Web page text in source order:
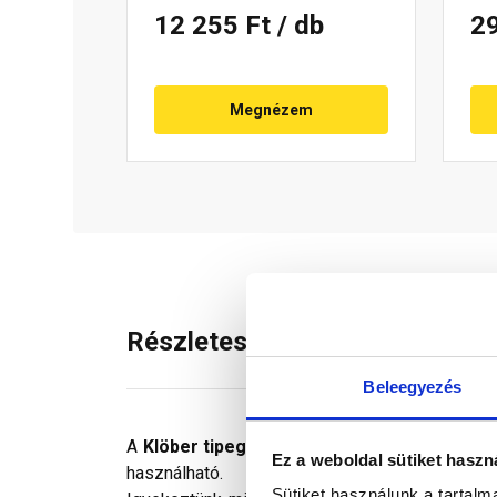
Beleegyezés
Ez a weboldal sütiket
12 255 Ft / db
Megnézem
Részletes leírás
A Klöber tipegő tetőlépcső
könnyű
használható.